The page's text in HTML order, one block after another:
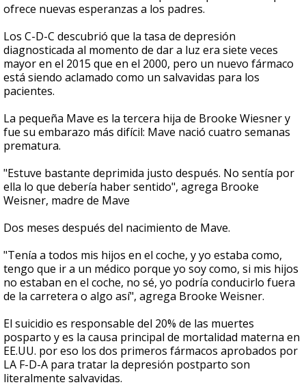
ofrece nuevas esperanzas a los padres.
Los C-D-C descubrió que la tasa de depresión
diagnosticada al momento de dar a luz era siete veces
mayor en el 2015 que en el 2000, pero un nuevo fármaco
está siendo aclamado como un salvavidas para los
pacientes.
La pequeña Mave es la tercera hija de Brooke Wiesner y
fue su embarazo más difícil: Mave nació cuatro semanas
prematura.
"Estuve bastante deprimida justo después. No sentía por
ella lo que debería haber sentido", agrega Brooke
Weisner, madre de Mave
Dos meses después del nacimiento de Mave.
"Tenía a todos mis hijos en el coche, y yo estaba como,
tengo que ir a un médico porque yo soy como, si mis hijos
no estaban en el coche, no sé, yo podría conducirlo fuera
de la carretera o algo así", agrega Brooke Weisner.
El suicidio es responsable del 20% de las muertes
posparto y es la causa principal de mortalidad materna en
EE.UU. por eso los dos primeros fármacos aprobados por
LA F-D-A para tratar la depresión postparto son
literalmente salvavidas.